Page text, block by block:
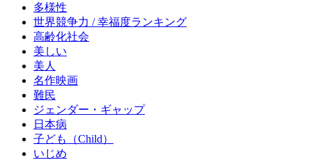
多様性
世界競争力 / 幸福度ランキング
高齢化社会
美しい
美人
名作映画
難民
ジェンダー・ギャップ
日本病
子ども（Child）
いじめ